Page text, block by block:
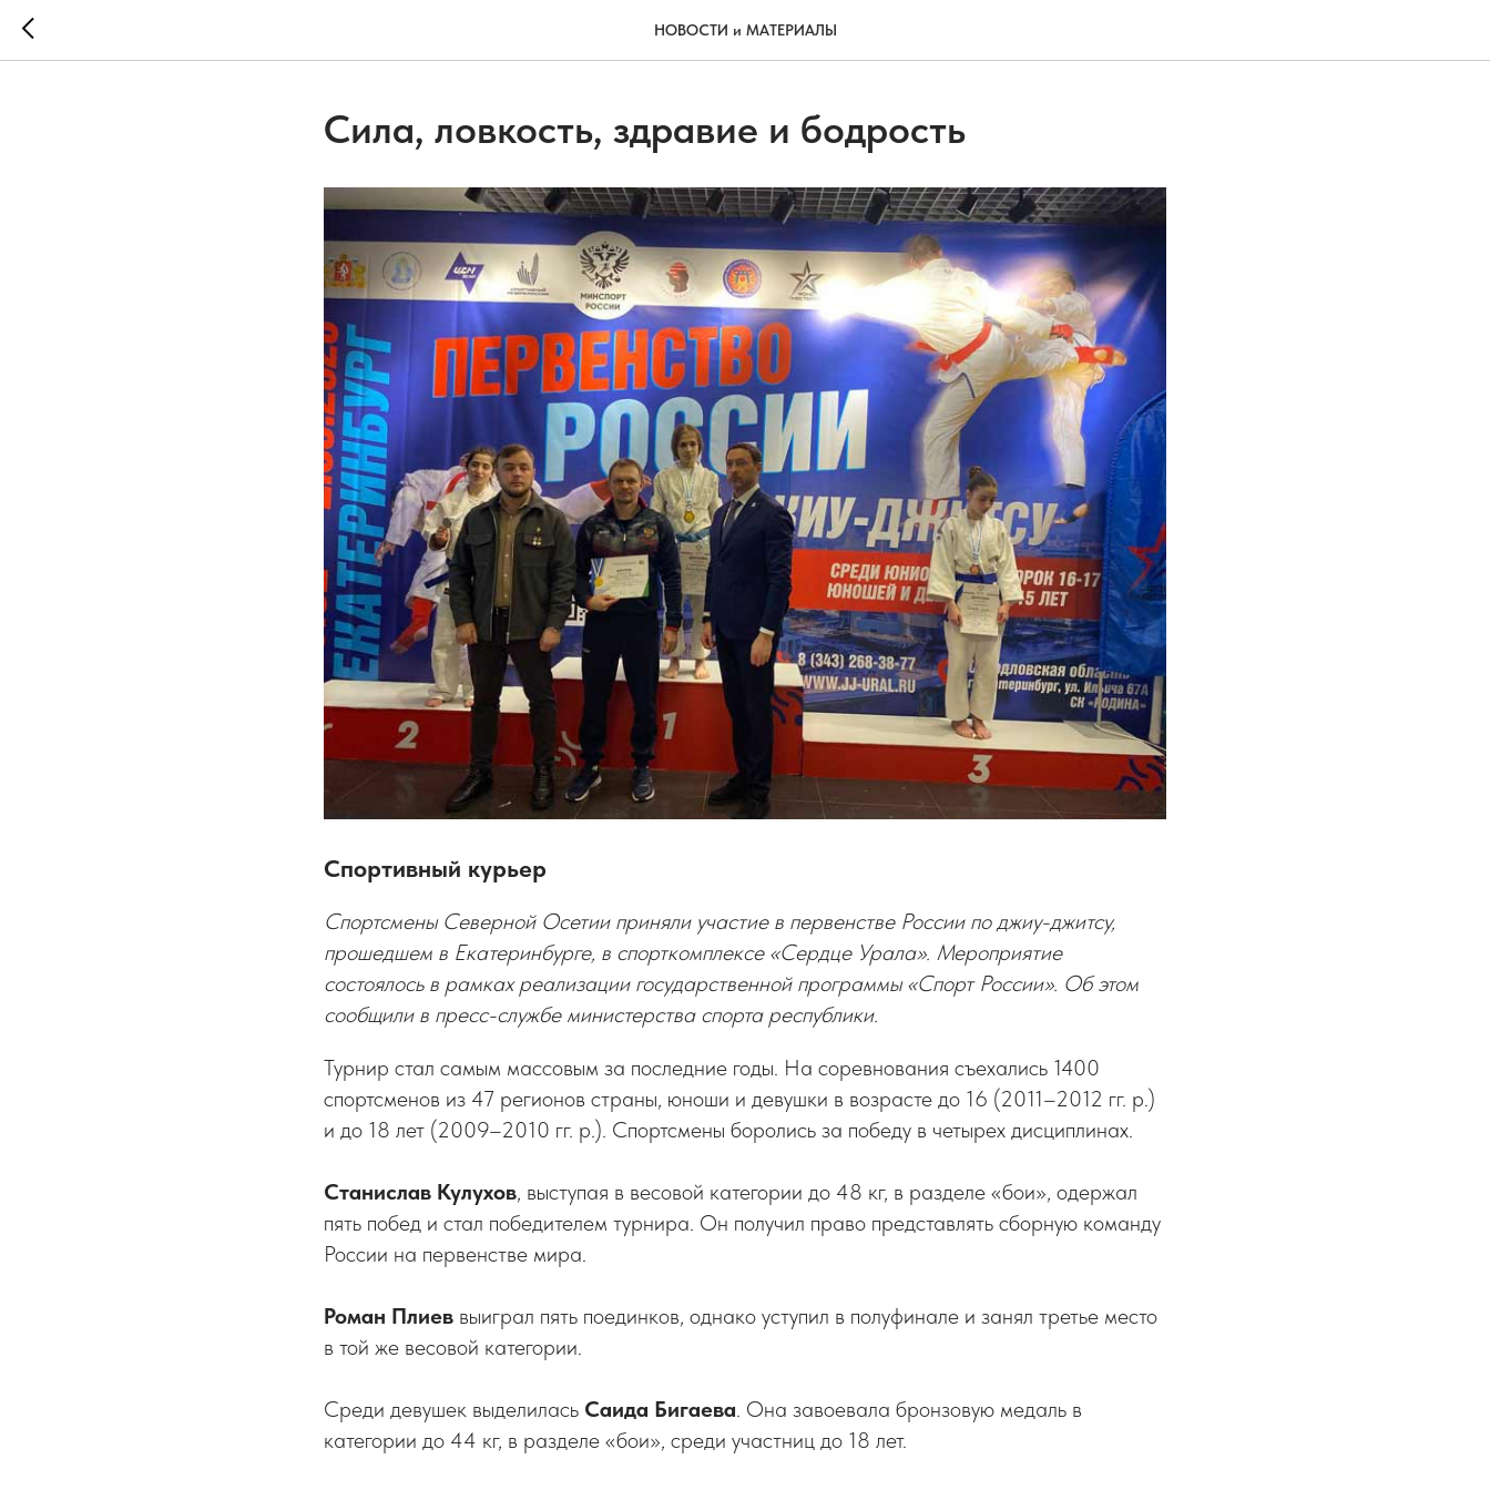
НОВОСТИ и МАТЕРИАЛЫ
Сила, ловкость, здравие и бодрость
Спортивный курьер
Спортсмены Северной Осетии приняли участие в первенстве России по джиу-джитсу,
прошедшем в Екатеринбурге, в спорткомплексе «Сердце Урала». Мероприятие
состоялось в рамках реализации государственной программы «Спорт России». Об этом
сообщили в пресс-службе министерства спорта республики.
Турнир стал самым массовым за последние годы. На соревнования съехались 1400
спортсменов из 47 регионов страны, юноши и девушки в возрасте до 16 (2011–2012 гг. р.)
и до 18 лет (2009–2010 гг. р.). Спортсмены боролись за победу в четырех дисциплинах.
Станислав Кулухов, выступая в весовой категории до 48 кг, в разделе «бои», одержал
пять побед и стал победителем турнира. Он получил право представлять сборную команду
России на первенстве мира.
Роман Плиев выиграл пять поединков, однако уступил в полуфинале и занял третье место
в той же весовой категории.
Среди девушек выделилась Саида Бигаева. Она завоевала бронзовую медаль в
категории до 44 кг, в разделе «бои», среди участниц до 18 лет.